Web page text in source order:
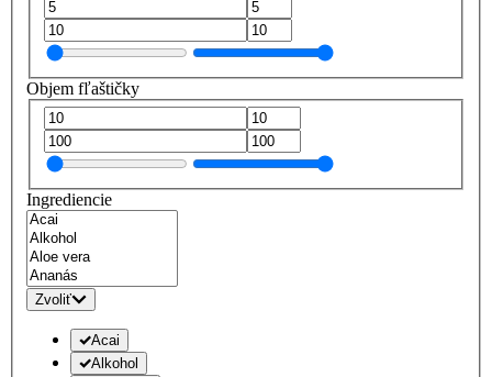
Objem fľaštičky
Ingrediencie
Zvoliť
Acai
Alkohol